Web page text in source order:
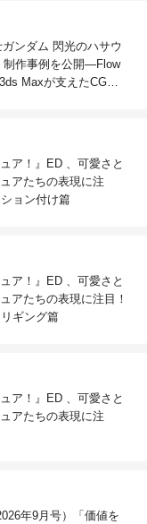
ンダム 閃光のハサウ
制作事例を公開―Flow
Maxが支えたCG制
ア！』ED 、可愛さと
アたちの表現に注
ョン付け篇
ア！』ED 、可愛さと
アたちの表現に注目！
ギング篇
ア！』ED 、可愛さと
アたちの表現に注
年9月号）「価値を